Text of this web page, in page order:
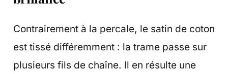
Contrairement à la percale, le satin de coton
est tissé différemment : la trame passe sur
plusieurs fils de chaîne. Il en résulte une